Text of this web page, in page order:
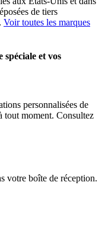
de tiers
Voir toutes les marques
et vos
personnalisées de
tout moment. Consultez
votre boîte de réception.